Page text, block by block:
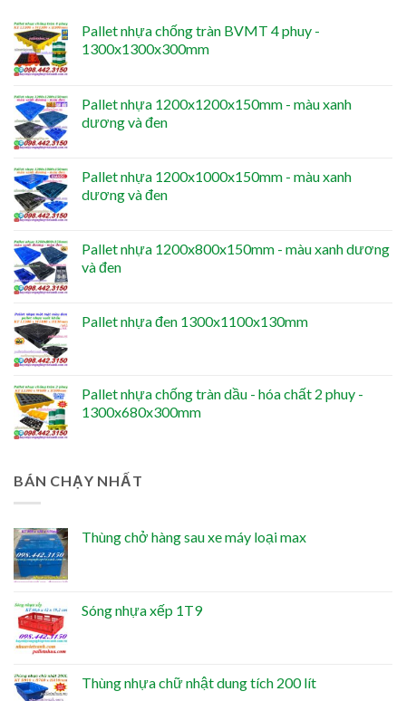
Pallet nhựa chống tràn BVMT 4 phuy -
1300x1300x300mm
Pallet nhựa 1200x1200x150mm - màu xanh
dương và đen
Pallet nhựa 1200x1000x150mm - màu xanh
dương và đen
Pallet nhựa 1200x800x150mm - màu xanh dương
và đen
Pallet nhựa đen 1300x1100x130mm
Pallet nhựa chống tràn dầu - hóa chất 2 phuy -
1300x680x300mm
BÁN CHẠY NHẤT
Thùng chở hàng sau xe máy loại max
Sóng nhựa xếp 1T9
Thùng nhựa chữ nhật dung tích 200 lít